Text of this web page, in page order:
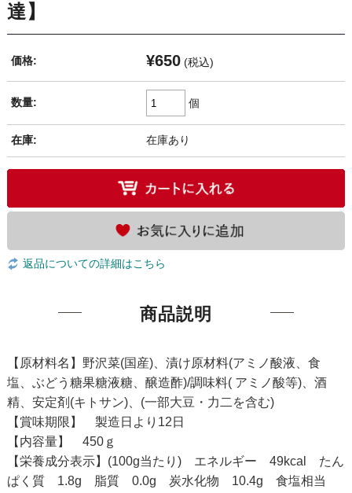
達】
価格: ¥650 (税込)
数量: 個
在庫: 在庫あり
返品についての詳細はこちら
商品説明
【原材料名】野沢菜(国産)、漬け原材料(アミノ酸液、食
塩、ぶどう糖果糖液糖、醸造酢)/調味料( アミノ酸等)、酒
精、安定剤(キトサン)、(一部大豆・力二を含む)
【賞味期限】 製造日より12日
【内容量】 450ｇ
【栄養成分表示】(100g当たり) エネルギー 49kcal たん
ぱく質 1.8g 脂質 0.0g 炭水化物 10.4g 食塩相当